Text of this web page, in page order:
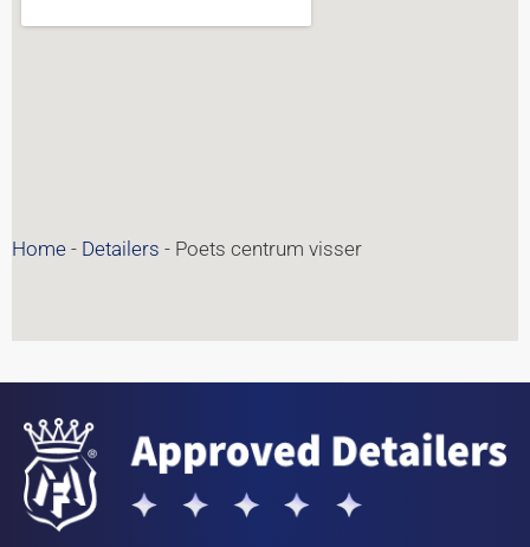
Home - Detailers - Poets centrum visser